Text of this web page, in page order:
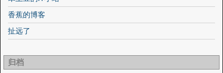
香蕉的博客
扯远了
归档